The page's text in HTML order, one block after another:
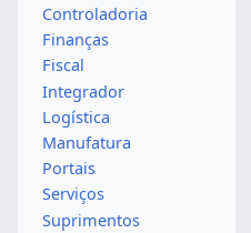
Controladoria
Finanças
Fiscal
Integrador
Logística
Manufatura
Portais
Serviços
Suprimentos